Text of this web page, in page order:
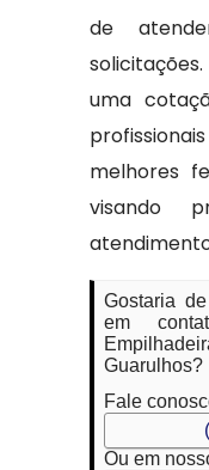
de
uma
melhores
visando
Gostaria
em
Guarulhos?
Fale
Ou em